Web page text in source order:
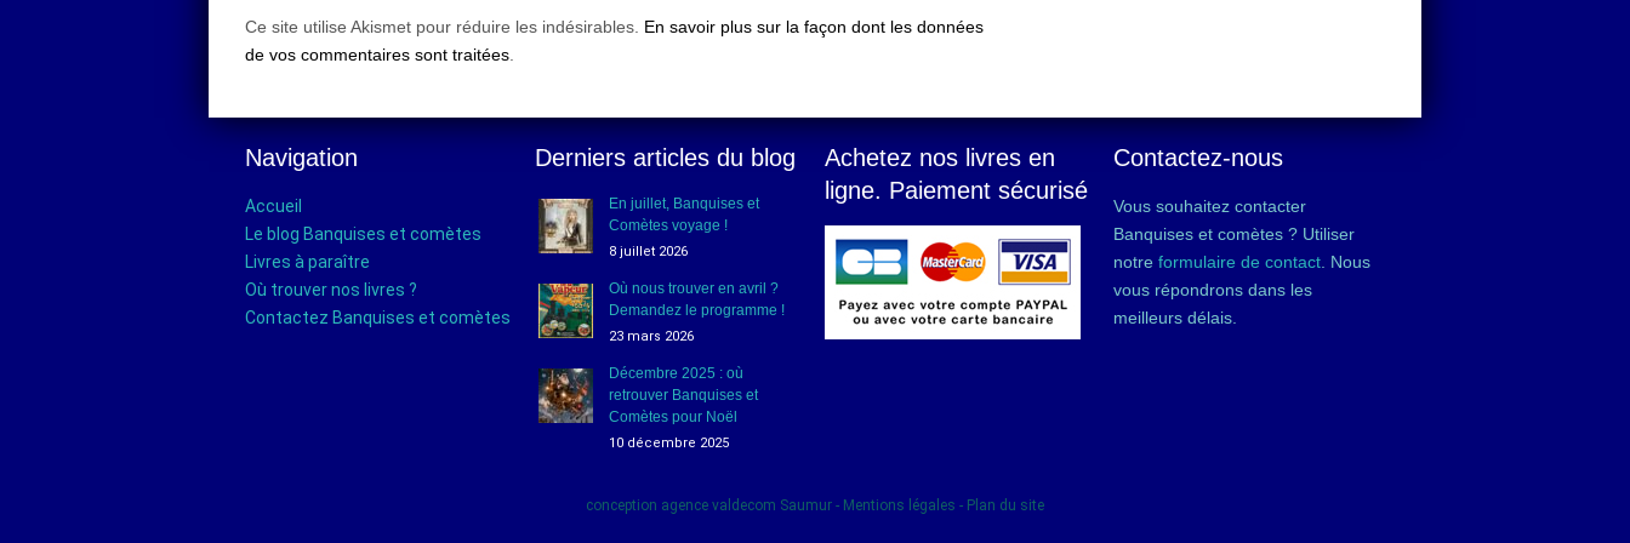
Ce site utilise Akismet pour réduire les indésirables. En savoir plus sur la façon dont les données
de vos commentaires sont traitées
Navigation
Accueil
Le blog Banquises et comètes
Livres à paraître
Où trouver nos livres ?
Contactez Banquises et comètes
Derniers articles du blog
En juillet, Banquises et
Comètes voyage !
8 juillet 2026
Où nous trouver en avril ?
Demandez le programme !
23 mars 2026
Décembre 2025 : où
retrouver Banquises et
Comètes pour Noël
10 décembre 2025
Achetez nos livres en
ligne. Paiement sécurisé
Contactez-nous
Vous souhaitez contacter
Banquises et comètes ? Utiliser
notreformulaire de contact . Nous
vous répondrons dans les
meilleurs délais.
conception agence valdecom Saumur - Mentions légales - Plan du site